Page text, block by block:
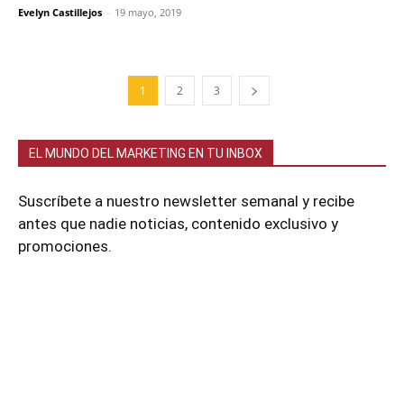
Evelyn Castillejos - 19 mayo, 2019
1 2 3
EL MUNDO DEL MARKETING EN TU INBOX
Suscríbete a nuestro newsletter semanal y recibe
antes que nadie noticias, contenido exclusivo y
promociones.